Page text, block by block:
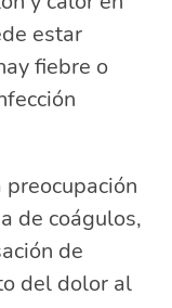
estar
fiebre o
de coágulos,
de
del dolor al